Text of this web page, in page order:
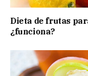
Dieta de frutas
¿funciona?